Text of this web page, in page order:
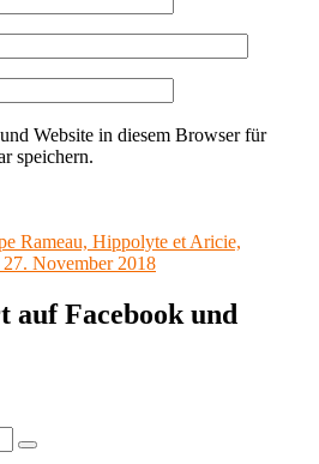
Website in diesem Browser für
speichern.
Rameau, Hippolyte et Aricie,
November 2018
auf Facebook und
Suchen